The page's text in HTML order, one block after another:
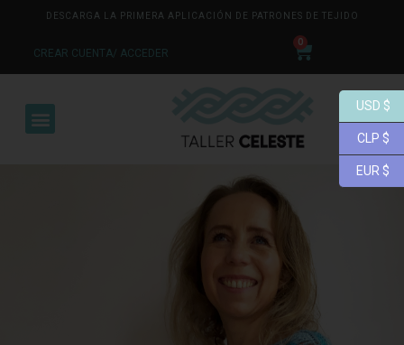
DESCARGA LA PRIMERA APLICACIÓN DE PATRONES DE TEJIDO
CREAR CUENTA/ ACCEDER
0
USD $
CLP $
EUR $